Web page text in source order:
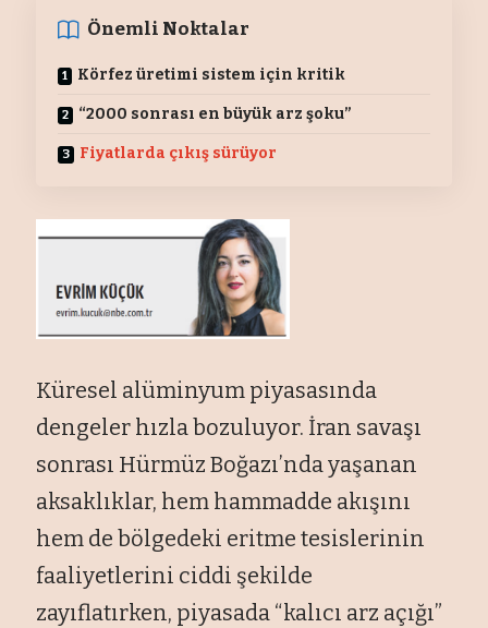
Önemli Noktalar
Körfez üretimi sistem için kritik
“2000 sonrası en büyük arz şoku”
Fiyatlarda çıkış sürüyor
Küresel alüminyum piyasasında
dengeler hızla bozuluyor. İran savaşı
sonrası Hürmüz Boğazı’nda yaşanan
aksaklıklar, hem hammadde akışını
hem de bölgedeki eritme tesislerinin
faaliyetlerini ciddi şekilde
zayıflatırken, piyasada “kalıcı arz açığı”